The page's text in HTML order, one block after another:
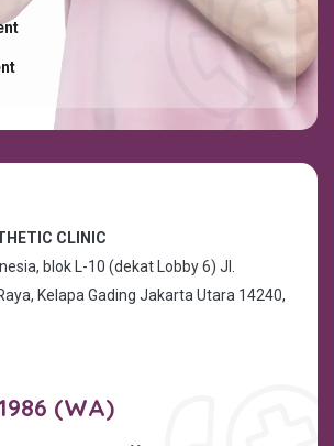
CLINIC
blok L-10 (dekat Lobby 6) Jl.
Kelapa Gading Jakarta Utara 14240,
(WA)